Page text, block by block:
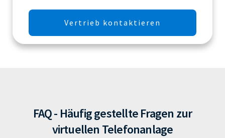
Vertrieb kontaktieren
FAQ - Häufig gestellte Fragen zur
virtuellen Telefonanlage